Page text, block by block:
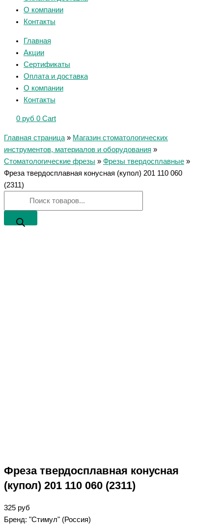
О компании
Контакты
Главная
Акции
Сертификаты
Оплата и доставка
О компании
Контакты
0 руб 0 Cart
Главная страница » Магазин стоматологических
инструментов, материалов и оборудования »
Стоматологические фрезы » Фрезы твердосплавные »
Фреза твердосплавная конусная (купол) 201 110 060
(2311)
Фреза твердосплавная конусная
(купол) 201 110 060 (2311)
325 руб
Бренд: "Стимул" (Россия)